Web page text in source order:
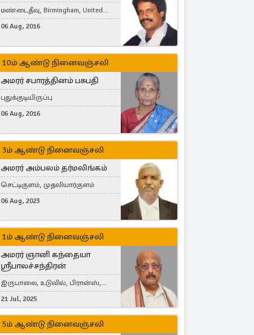
மண்டைதீவு, Birmingham, United
Kingdom
06 Aug, 2016
10ம் ஆண்டு நினைவஞ்சலி
அமரர் சபாரத்தினம் பசுபதி
புதுக்குடியிருப்பு
06 Aug, 2016
3ம் ஆண்டு நினைவஞ்சலி
அமரர் அம்பலம் தர்மலிங்கம்
செட்டிகுளம், முதலியார்குளம்
06 Aug, 2023
1ம் ஆண்டு நினைவஞ்சலி
அமரர் ஞானி கந்தையா
ஸ்ரீபாலச்சந்திரன்
இருபாலை, உடுவில், பிரான்ஸ்,
France
21 Jul, 2025
5ம் ஆண்டு நினைவஞ்சலி